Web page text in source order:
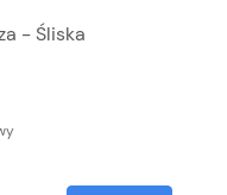
- Śliska